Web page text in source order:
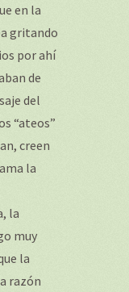
en la
gritando
por ahí
de
del
“ateos”
creen
la
la
muy
la
razón